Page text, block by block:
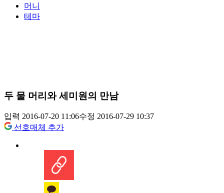
머니
테마
두 물 머리와 세미원의 만남
입력 2016-07-20 11:06수정 2016-07-29 10:37
선호매체 추가